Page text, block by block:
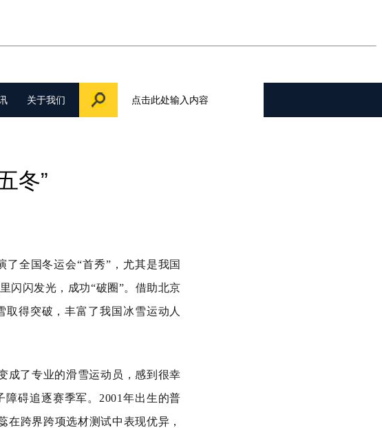
关于我们
冬”
全国冬运会“首秀”，尤其是我国
闪闪发光，成功“破圈”。借助北京
得突破，丰富了我国冰雪运动人
成了专业的滑雪运动员，感到很幸
碍追逐赛季军。2001年出生的普
在跨界跨项选材测试中表现优异，